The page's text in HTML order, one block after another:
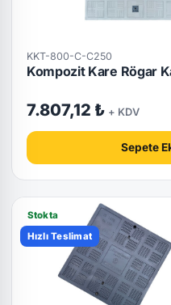
KKT-800-C-C250
Kompozit Kare Rögar
7.807,12 ₺ + KDV
Sepete
Stokta
Hızlı Teslimat